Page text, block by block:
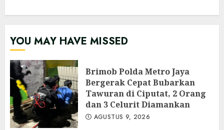
YOU MAY HAVE MISSED
Brimob Polda Metro Jaya
Bergerak Cepat Bubarkan
Tawuran di Ciputat, 2 Orang
dan 3 Celurit Diamankan
AGUSTUS 9, 2026